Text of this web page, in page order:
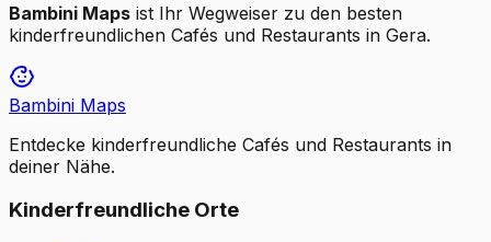
Bambini Maps ist Ihr Wegweiser zu den besten
kinderfreundlichen Cafés und Restaurants in Gera.
Bambini Maps
Entdecke kinderfreundliche Cafés und Restaurants in
deiner Nähe.
Kinderfreundliche Orte